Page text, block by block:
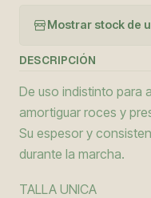
Mostrar stock de
DESCRIPCIÓN
De uso indistinto para
amortiguar roces y
Su espesor y
durante la marcha.
TALLA UNICA